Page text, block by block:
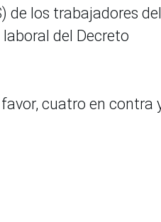
de los trabajadores del
del Decreto
cuatro en contra